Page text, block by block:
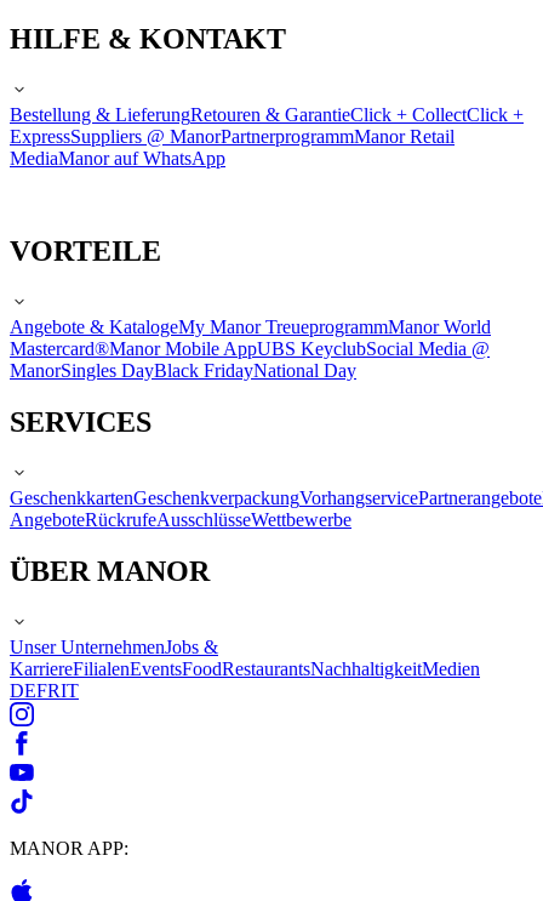
HILFE & KONTAKT
Bestellung & LieferungRetouren & GarantieClick + CollectClick +
ExpressSuppliers @ ManorPartnerprogrammManor Retail
MediaManor auf WhatsApp
VORTEILE
Angebote & KatalogeMy Manor TreueprogrammManor World
Mastercard®Manor Mobile AppUBS KeyclubSocial Media @
ManorSingles DayBlack FridayNational Day
SERVICES
GeschenkkartenGeschenkverpackungVorhangservicePartnerangebote
AngeboteRückrufeAusschlüsseWettbewerbe
ÜBER MANOR
Unser UnternehmenJobs &
KarriereFilialenEventsFoodRestaurantsNachhaltigkeitMedien
DEFRIT
MANOR APP: